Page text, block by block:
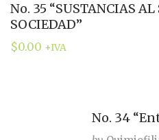
No. 35 “SUSTANCIAS
SOCIEDAD”
$0.00 +IVA
No. 34